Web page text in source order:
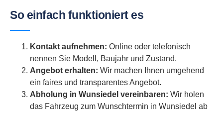
So einfach funktioniert es
Kontakt aufnehmen: Online oder telefonisch
nennen Sie Modell, Baujahr und Zustand.
Angebot erhalten: Wir machen Ihnen umgehend
ein faires und transparentes Angebot.
Abholung in Wunsiedel vereinbaren: Wir holen
das Fahrzeug zum Wunschtermin in Wunsiedel ab